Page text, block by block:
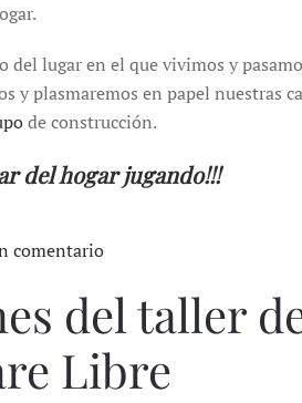
lugar en el que vivimos y
y plasmaremos en papel nuestras
de construcción.
del hogar jugando!!!
comentario
del taller
Libre